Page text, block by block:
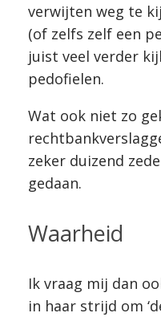
verwijten weg te
(of zelfs zelf een
juist veel verder
pedofielen.
Wat ook niet zo
zeker duizend
gedaan.
Waarheid
Ik vraag mij dan
in haar strijd om